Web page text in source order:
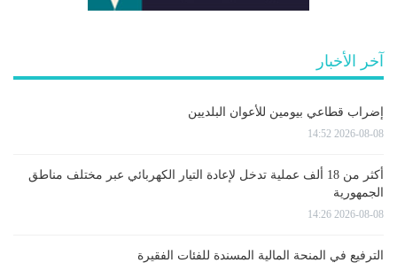
آخر الأخبار
إضراب قطاعي بيومين للأعوان البلديين
2026-08-08 14:52
أكثر من 18 ألف عملية تدخل لإعادة التيار الكهربائي عبر مختلف مناطق
الجمهورية
2026-08-08 14:26
الترفيع في المنحة المالية المسندة للفئات الفقيرة